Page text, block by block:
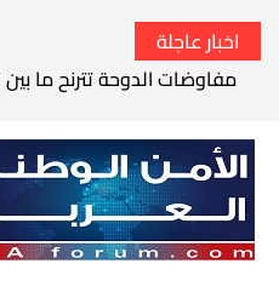
اخبار عاجلة
مفاوضات الدوحة تترنح ما